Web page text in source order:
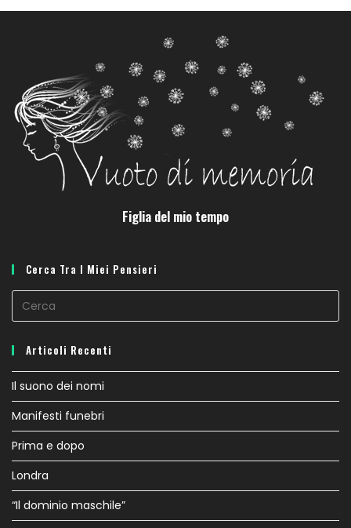
Figlia del mio tempo
Cerca Tra I Miei Pensieri
Articoli Recenti
Il suono dei nomi
Manifesti funebri
Prima e dopo
Londra
“Il dominio maschile”